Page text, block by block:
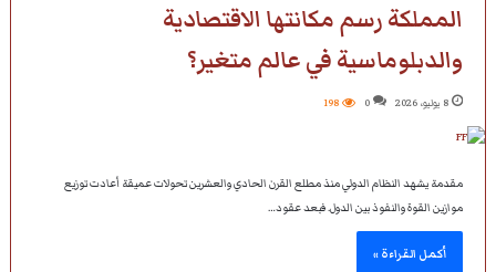
المملكة رسم مكانتها الاقتصادية
والدبلوماسية في عالم متغير؟
8 يوليو، 2026 0
198
مقدمة يشهد النظام الدولي منذ مطلع القرن الحادي والعشرين تحولات عميقة أعادت توزيع
موازين القوة والنفوذ بين الدول. فبعد عقود…
أكمل القراءة »